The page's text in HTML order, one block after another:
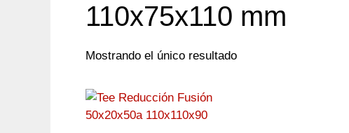
110x75x110 mm
Mostrando el único resultado